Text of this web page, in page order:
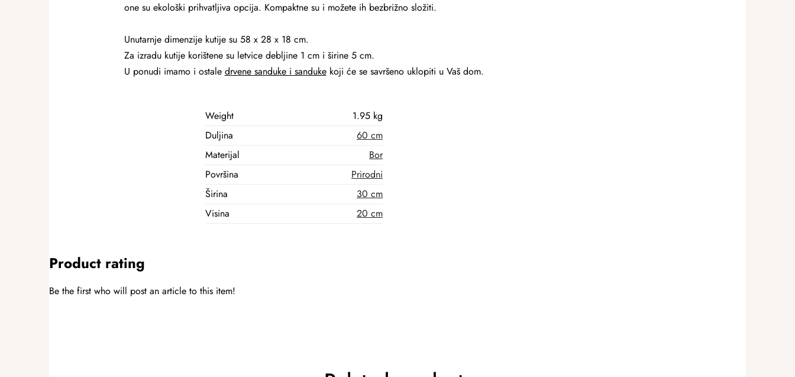
one su ekološki prihvatljiva opcija. Kompaktne su i možete ih bezbrižno složiti.
Unutarnje dimenzije kutije su 58 x 28 x 18 cm.
Za izradu kutije korištene su letvice debljine 1 cm i širine 5 cm.
U ponudi imamo i ostale drvene sanduke i sandukekoji će se savršeno uklopiti u Vaš dom.
Weight
1.95 kg
Duljina
60 cm
Materijal
Bor
Površina
Prirodni
Širina
30 cm
Visina
20 cm
Product rating
Be the first who will post an article to this item!